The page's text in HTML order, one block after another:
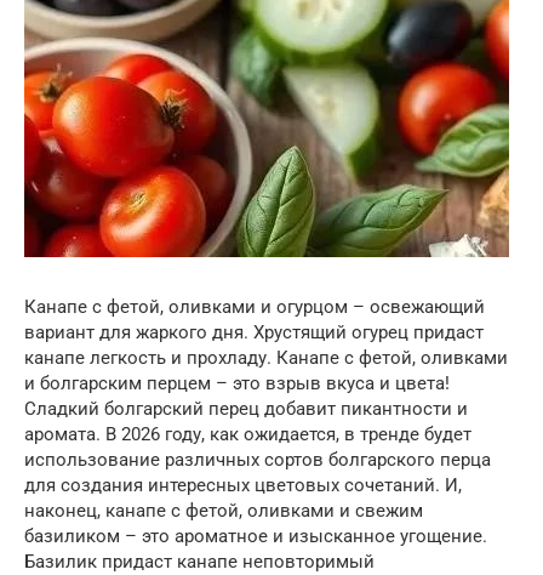
Канапе с фетой, оливками и огурцом – освежающий
вариант для жаркого дня. Хрустящий огурец придаст
канапе легкость и прохладу. Канапе с фетой, оливками
и болгарским перцем – это взрыв вкуса и цвета!
Сладкий болгарский перец добавит пикантности и
аромата. В 2026 году, как ожидается, в тренде будет
использование различных сортов болгарского перца
для создания интересных цветовых сочетаний. И,
наконец, канапе с фетой, оливками и свежим
базиликом – это ароматное и изысканное угощение.
Базилик придаст канапе неповторимый